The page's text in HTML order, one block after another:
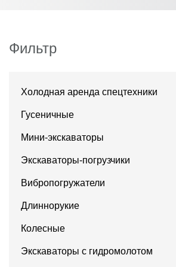
Фильтр
Холодная аренда спецтехники
Гусеничные
Мини-экскаваторы
Экскаваторы-погрузчики
Вибропогружатели
Длиннорукие
Колесные
Экскаваторы с гидромолотом